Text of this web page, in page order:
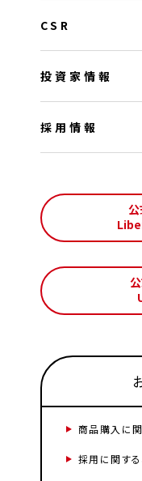
CSR
投資家情報
採用情報
公
商品購入に
採用に関す